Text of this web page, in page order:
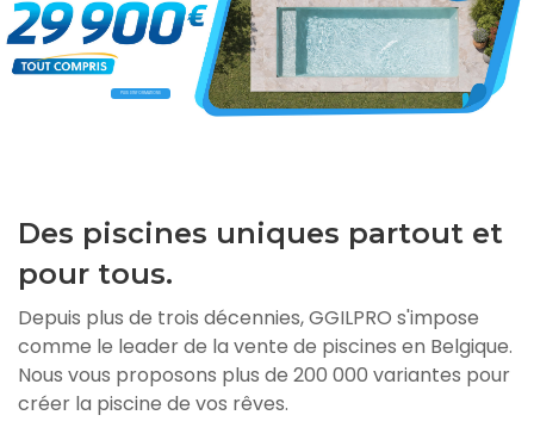
PLUS D'INFORMATIONS
Des piscines uniques partout et
pour tous.
Depuis plus de trois décennies, GGILPRO s'impose
comme le leader de la vente de piscines en Belgique.
Nous vous proposons plus de 200 000 variantes pour
créer la piscine de vos rêves.